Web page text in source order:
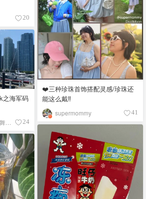
20
❤️三种珍珠首饰搭配灵感/珍珠还
能这么戴‼️
supermommy 41
之海军码
24